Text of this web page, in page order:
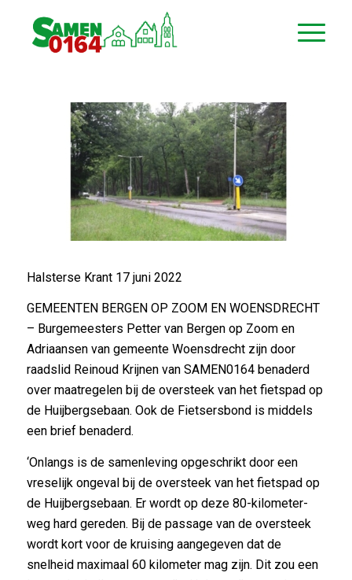
Halsterse Krant 17 juni 2022
GEMEENTEN BERGEN OP ZOOM EN WOENSDRECHT
– Burgemeesters Petter van Bergen op Zoom en
Adriaansen van gemeente Woensdrecht zijn door
raadslid Reinoud Krijnen van SAMEN0164 benaderd
over maatregelen bij de oversteek van het fietspad op
de Huijbergsebaan. Ook de Fietsersbond is middels
een brief benaderd.
‘Onlangs is de samenleving opgeschrikt door een
vreselijk ongeval bij de oversteek van het fietspad op
de Huijbergsebaan. Er wordt op deze 80-kilometer-
weg hard gereden. Bij de passage van de oversteek
wordt kort voor de kruising aangegeven dat de
snelheid maximaal 60 kilometer mag zijn. Dit zou een